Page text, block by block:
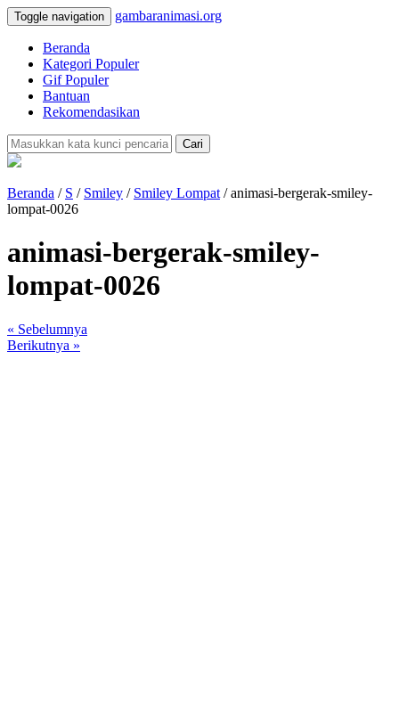
Toggle navigation gambaranimasi.org
Beranda
Kategori Populer
Gif Populer
Bantuan
Rekomendasikan
Cari
Beranda / S / Smiley / Smiley Lompat / animasi-bergerak-smiley-
lompat-0026
animasi-bergerak-smiley-
lompat-0026
« Sebelumnya
Berikutnya »